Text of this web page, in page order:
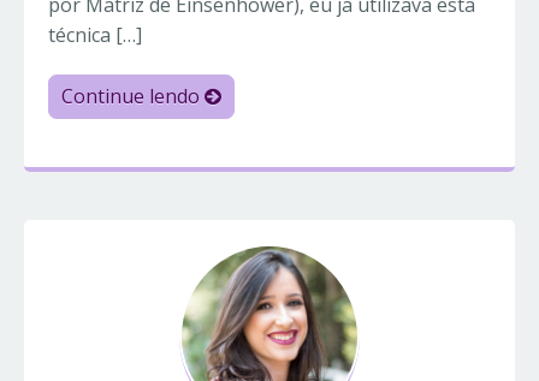
técnica […]
Continue lendo